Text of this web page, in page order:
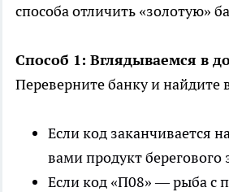
способа отличить «золотую»
Способ 1: Вглядываемся в
Переверните банку и найдите
Если код заканчивается
вами продукт берегового
Если код «П08» — рыба с